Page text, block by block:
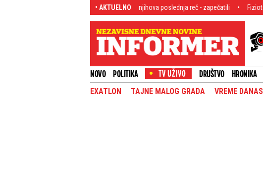
• AKTUELNO
Hitno se oglasili Iranci! Ovo je njihova poslednja reč - zapečatili Fizioterapeut (25)
NOVO POLITIKA DRUŠTVO HRONIKA
EXATLON TAJNE MALOG GRADA VREME DANAS